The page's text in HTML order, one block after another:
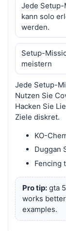
Jede Setup-
kann solo
werden.
Setup-
meistern
Jede Setup-
Nutzen Sie
Hacken Sie
Ziele diskret.
KO-
Duggan
Fencing
Pro tip:gta
works
examples.